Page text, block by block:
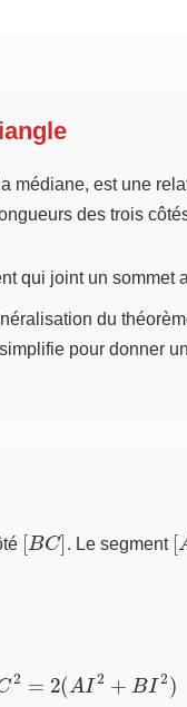
médiane, est une
des trois
qui joint un sommet
du
pour donner
[BC]
. Le segment
[
AC 2(AI 2+ 2)